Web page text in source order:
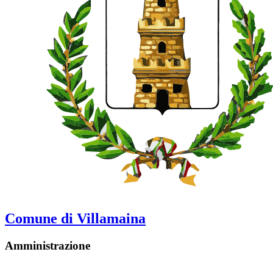
Comune di Villamaina
Amministrazione